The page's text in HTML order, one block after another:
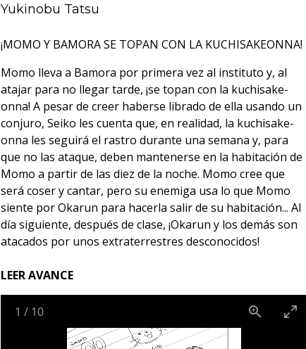
Yukinobu Tatsu
¡MOMO Y BAMORA SE TOPAN CON LA KUCHISAKEONNA!
Momo lleva a Bamora por primera vez al instituto y, al
atajar para no llegar tarde, ¡se topan con la kuchisake-
onna! A pesar de creer haberse librado de ella usando un
conjuro, Seiko les cuenta que, en realidad, la kuchisake-
onna les seguirá el rastro durante una semana y, para
que no las ataque, deben mantenerse en la habitación de
Momo a partir de las diez de la noche. Momo cree que
será coser y cantar, pero su enemiga usa lo que Momo
siente por Okarun para hacerla salir de su habitación... Al
día siguiente, después de clase, ¡Okarun y los demás son
atacados por unos extraterrestres desconocidos!
LEER AVANCE
1 / 10